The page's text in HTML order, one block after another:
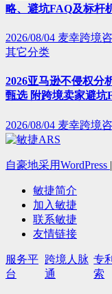
略、避坑FAQ及标杆
2026/08/04 麦幸跨境
其它分类
2026亚马逊不侵权分
甄选 附跨境卖家避坑
2026/08/04 麦幸跨境
自豪地采用WordPress |
敏捷简介
加入敏捷
联系敏捷
友情链接
服务平
台
跨境人脉
通
专
索